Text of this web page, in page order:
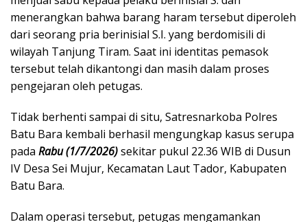
menerangkan bahwa barang haram tersebut diperoleh
dari seorang pria berinisial S.I. yang berdomisili di
wilayah Tanjung Tiram. Saat ini identitas pemasok
tersebut telah dikantongi dan masih dalam proses
pengejaran oleh petugas.
Tidak berhenti sampai di situ, Satresnarkoba Polres
Batu Bara kembali berhasil mengungkap kasus serupa
pada Rabu (1/7/2026)sekitar pukul 22.36 WIB di Dusun
IV Desa Sei Mujur, Kecamatan Laut Tador, Kabupaten
Batu Bara.
Dalam operasi tersebut, petugas mengamankan